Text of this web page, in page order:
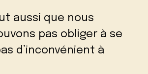
aussi que nous
pas obliger à se
d’inconvénient à